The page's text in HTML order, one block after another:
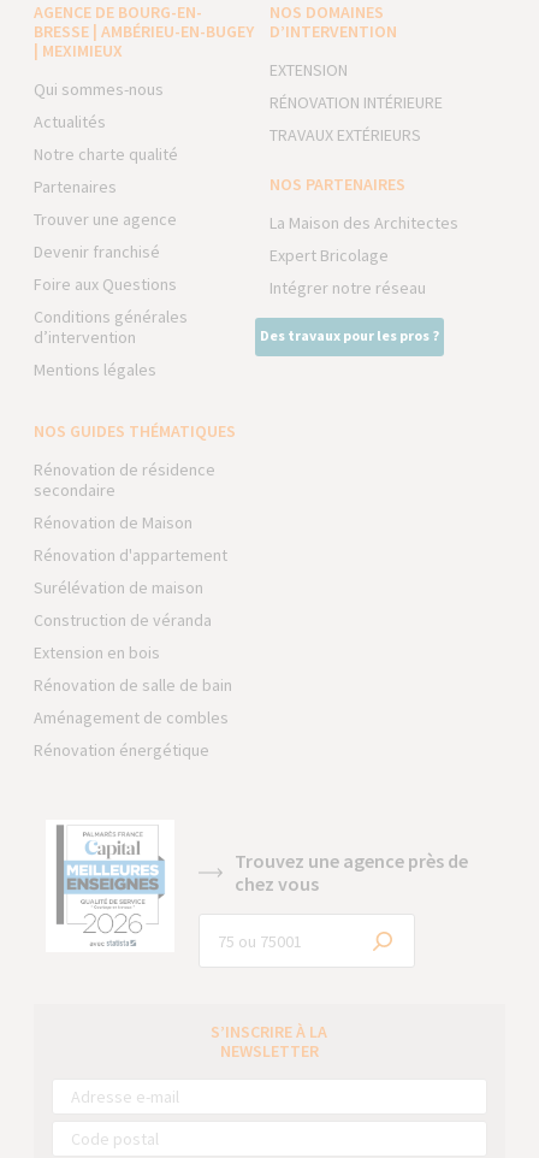
AGENCE DE BOURG-EN-
BRESSE | AMBÉRIEU-EN-BUGEY
| MEXIMIEUX
Qui sommes-nous
Actualités
Notre charte qualité
Partenaires
Trouver une agence
Devenir franchisé
Foire aux Questions
Conditions générales
d’intervention
Mentions légales
NOS DOMAINES
D’INTERVENTION
EXTENSION
RÉNOVATION INTÉRIEURE
TRAVAUX EXTÉRIEURS
NOS PARTENAIRES
La Maison des Architectes
Expert Bricolage
Intégrer notre réseau
Des travaux pour les pros ?
NOS GUIDES THÉMATIQUES
Rénovation de résidence
secondaire
Rénovation de Maison
Rénovation d'appartement
Surélévation de maison
Construction de véranda
Extension en bois
Rénovation de salle de bain
Aménagement de combles
Rénovation énergétique
Trouvez une agence près de
chez vous
S’INSCRIRE À LA
NEWSLETTER